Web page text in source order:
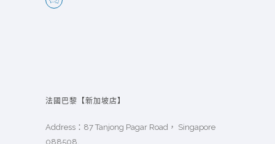
法國巴黎【新加坡店】
Address：87 Tanjong Pagar Road， Singapore
088508.